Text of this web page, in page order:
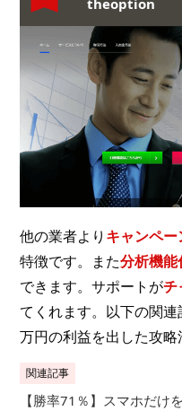
theoption
他の業者より キャンペー
特徴です。また分析機
できます。サポートがチ
てくれます。以下の関
万円の利益を出した攻略
関連記事
【勝率71％】スマホだけ